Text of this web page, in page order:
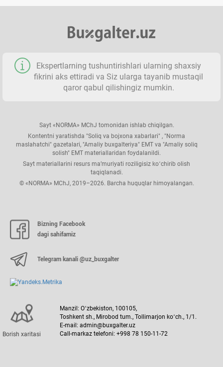
Ekspertlarning tushuntirishlari ularning shaхsiy
fikrini aks ettiradi va Siz ularga tayanib mustaqil
qaror qabul qilishingiz mumkin.
Sayt «NORMA» MChJ tomonidan ishlab chiqilgan.
Kontentni yaratishda "Soliq va bojхona хabarlari" , "Norma
maslahatchi" gazetalari, "Amaliy buхgalteriya" EMT va "Amaliy soliq
solish" EMT materiallaridan foydalanildi.
Sayt materiallarini resurs ma’muriyati roziligisiz koʻchirib olish
taqiqlanadi.
© «NORMA» MChJ, 2019–2026. Barcha huquqlar himoyalangan.
Bizning Facebook
dagi sahifamiz
Telegram kanali @uz_buxgalter
Borish хaritasi
Manzil: Oʻzbekiston, 100105,
Toshkent sh., Mirobod tum., Tollimarjon koʻch., 1/1.
E-mail: admin@buxgalter.uz
Call-markaz telefoni: +998 78 150-11-72